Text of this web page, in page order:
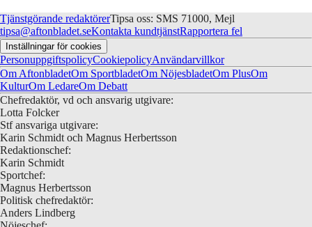
Tjänstgörande redaktörerTipsa oss: SMS 71000, Mejl
tipsa@aftonbladet.seKontakta kundtjänstRapportera fel
Inställningar för cookies
PersonuppgiftspolicyCookiepolicyAnvändarvillkor
Om AftonbladetOm SportbladetOm NöjesbladetOm PlusOm
KulturOm LedareOm Debatt
Chefredaktör, vd och ansvarig utgivare:
Lotta Folcker
Stf ansvariga utgivare:
Karin Schmidt och Magnus Herbertsson
Redaktionschef:
Karin Schmidt
Sportchef:
Magnus Herbertsson
Politisk chefredaktör:
Anders Lindberg